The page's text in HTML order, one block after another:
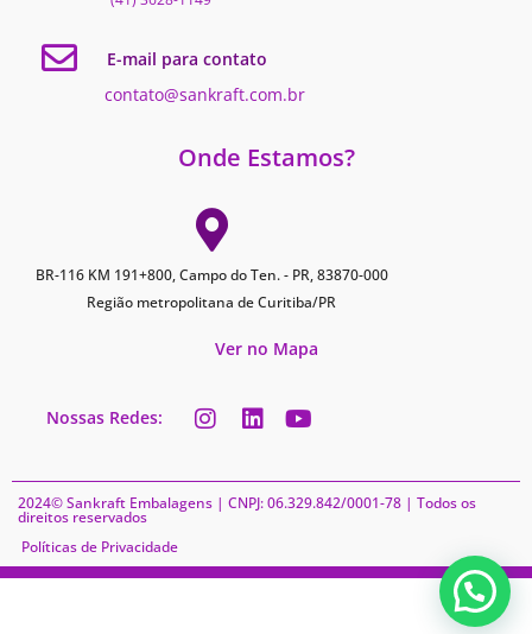
E-mail para contato
contato@sankraft.com.br
Onde Estamos?
BR-116 KM 191+800, Campo do Ten. - PR, 83870-000
Região metropolitana de Curitiba/PR
Ver no Mapa
Nossas Redes:
2024© Sankraft Embalagens | CNPJ: 06.329.842/0001-78 | Todos os
direitos reservados
Políticas de Privacidade